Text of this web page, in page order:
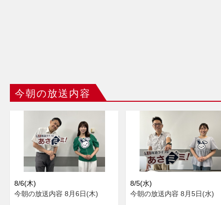
今朝の放送内容
8/6(木)
今朝の放送内容 8月6日(木)
8/5(水)
今朝の放送内容 8月5日(水)